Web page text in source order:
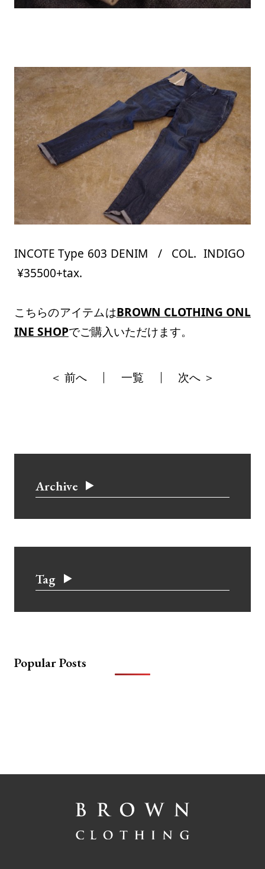
INCOTE Type 603 DENIM / COL. INDIGO
¥35500+tax.
こちらのアイテムはBROWN CLOTHING ONL
INE SHOPでご購入いただけます。
＜ 前へ 一覧 次へ ＞
Archive
Tag
Popular Posts